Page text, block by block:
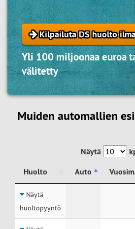
Kilpailuta DS huolto
Yli 100 miljoonaa euroa
välitetty
Muiden automallien
Näytä
Huolto
Auto
Huolto
Näytä
huoltopyyntö